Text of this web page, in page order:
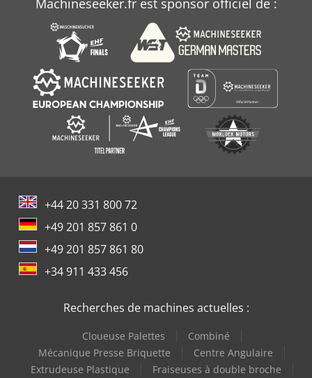
Machineseeker.fr est sponsor officiel de :
+44 20 331 800 72
+49 201 857 861 0
+49 201 857 861 80
+34 911 433 456
Recherches de machines actuelles :
Cloueuse Palettes
Combiné
Mécanique Presse Briquette
Centre Angulaire
Extrudeuse Plastique
Fraiseuses à double broche